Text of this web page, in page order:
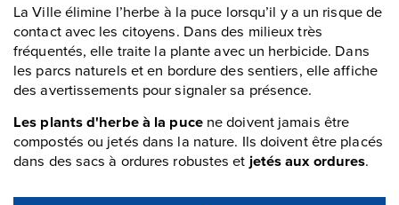
La Ville élimine l’herbe à la puce lorsqu’il y a un risque de
contact avec les citoyens. Dans des milieux très
fréquentés, elle traite la plante avec un herbicide. Dans
les parcs naturels et en bordure des sentiers, elle affiche
des avertissements pour signaler sa présence.
Les plants d'herbe à la puce ne doivent jamais être
compostés ou jetés dans la nature. Ils doivent être placés
dans des sacs à ordures robustes et jetés aux ordures.